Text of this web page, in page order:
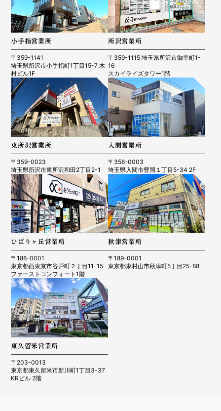
小手指営業所
〒359-1141
埼玉県所沢市小手指町1丁目15-7 木
村ビル1F
所沢営業所
〒359-1115 埼玉県所沢市御幸町1-
16
スカイライズタワー1階
東所沢営業所
〒359-0023
埼玉県所沢市東所沢和田2丁目2-1
入間営業所
〒358-0003
埼玉県入間市豊岡１丁目5-34 2F
ひばりヶ丘営業所
〒188-0001
東京都西東京市谷戸町２丁目11-15
ファーストコンフォート1階
秋津営業所
〒189-0001
東京都東村山市秋津町5丁目25-88
東久留米営業所
〒203-0013
東京都東久留米市新川町1丁目3-37
KRビル 2階